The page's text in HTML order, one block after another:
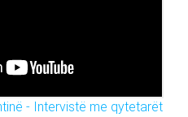
- Intervistë me qytetarët